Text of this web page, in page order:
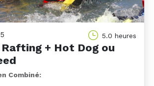
5.0 heures
+ Hot Dog ou
Combiné: